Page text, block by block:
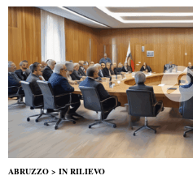
ABRUZZO > IN RILIEVO